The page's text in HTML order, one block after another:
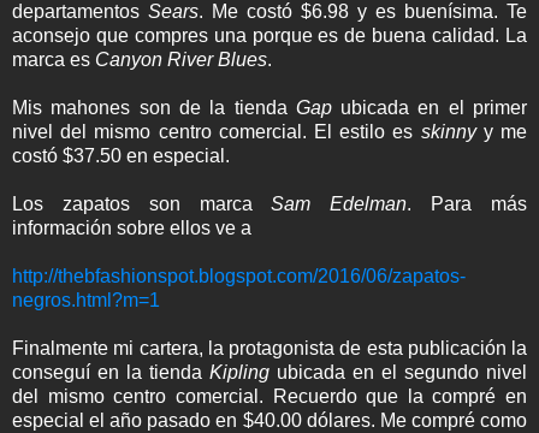
departamentos Sears. Me costó $6.98 y es buenísima. Te
aconsejo que compres una porque es de buena calidad. La
marca es Canyon River Blues.
Mis mahones son de la tienda Gapubicada en el primer
nivel del mismo centro comercial. El estilo es skinnyy me
costó $37.50 en especial.
Los zapatos son marcaSam Edelman. Para más
información sobre ellos ve a
http://thebfashionspot.blogspot.com/2016/06/zapatos-
negros.html?m=1
Finalmente mi cartera, la protagonista de esta publicación la
conseguí en la tienda Kipling ubicada en el segundo nivel
del mismo centro comercial. Recuerdo que la compré en
especial el año pasado en $40.00 dólares. Me compré como